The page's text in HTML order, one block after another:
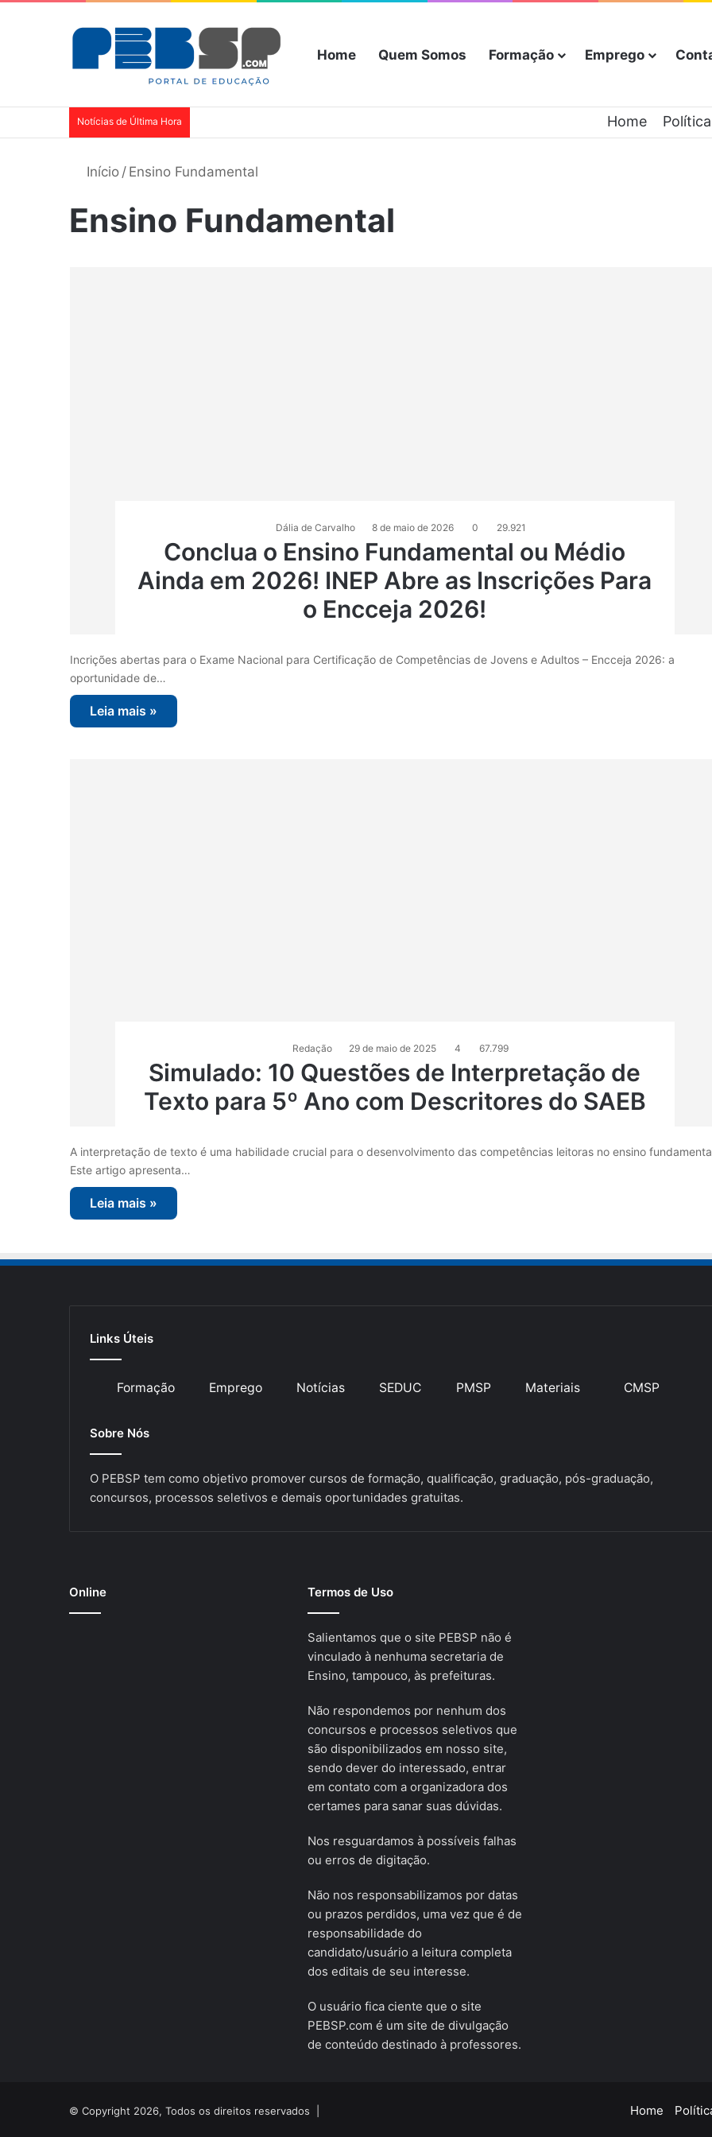
Home Quem Somos Formação Emprego
Notícias de Última Hora Home
Início / Ensino Fundamental
Ensino Fundamental
Dália de Carvalho 8 de maio de 2026 0 29.921
Conclua o Ensino Fundamental ou Médio
Ainda em 2026! INEP Abre as Inscrições Para
o Encceja 2026!
Incrições abertas para o Exame Nacional para Certificação de Competências de Jovens e Adultos – Encceja 2026: a
oportunidade de…
Leia mais »
Redação 29 de maio de 2025 4 67.799
Simulado: 10 Questões de Interpretação de
Texto para 5º Ano com Descritores do SAEB
A interpretação de texto é uma habilidade crucial para o desenvolvimento das competências leitoras no ensino
Este artigo apresenta…
Leia mais »
Links Úteis
Formação Emprego Notícias SEDUC PMSP Materiais CMSP
Sobre Nós
O PEBSP tem como objetivo promover cursos de formação, qualificação, graduação, pós-graduação,
concursos, processos seletivos e demais oportunidades gratuitas.
Online Termos de Uso
Salientamos que o site PEBSP não é
vinculado à nenhuma secretaria de
Ensino, tampouco, às prefeituras.
Não respondemos por nenhum dos
concursos e processos seletivos que
são disponibilizados em nosso site,
sendo dever do interessado, entrar
em contato com a organizadora dos
certames para sanar suas dúvidas.
Nos resguardamos à possíveis falhas
ou erros de digitação.
Não nos responsabilizamos por datas
ou prazos perdidos, uma vez que é de
responsabilidade do
candidato/usuário a leitura completa
dos editais de seu interesse.
O usuário fica ciente que o site
PEBSP.com é um site de divulgação
de conteúdo destinado à professores.
© Copyright 2026, Todos os direitos reservados | Home
Instagram
Telegram